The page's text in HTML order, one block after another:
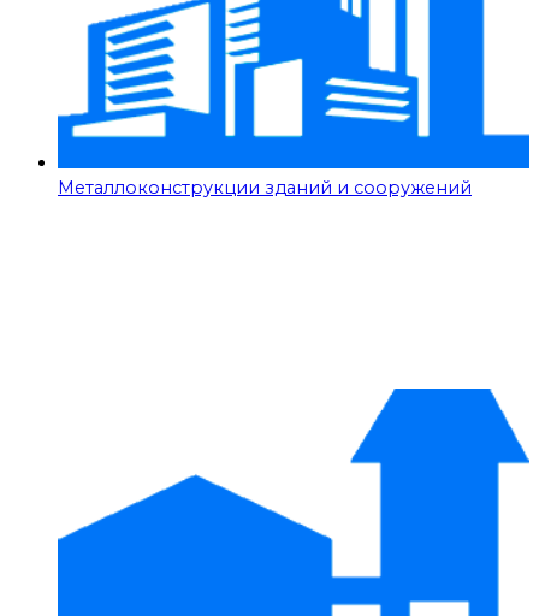
Металлоконструкции зданий и сооружений